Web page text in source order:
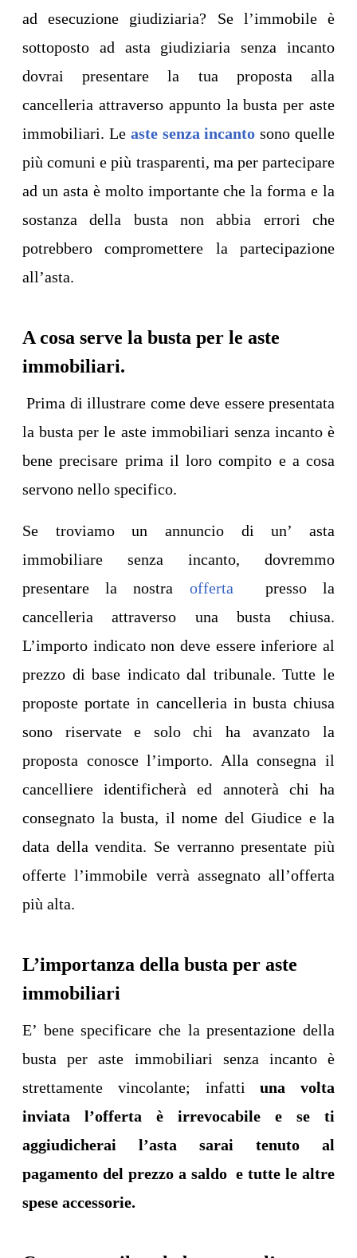
ad esecuzione giudiziaria? Se l’immobile è
sottoposto ad asta giudiziaria senza incanto
dovrai presentare la tua proposta alla
cancelleria attraverso appunto la busta per aste
immobiliari. Le aste senza incantosono quelle
più comuni e più trasparenti, ma per partecipare
ad un asta è molto importante che la forma e la
sostanza della busta non abbia errori che
potrebbero compromettere la partecipazione
all’asta.
A cosa serve la busta per le aste
immobiliari.
Prima di illustrare come deve essere presentata
la busta per le aste immobiliari senza incanto è
bene precisare prima il loro compito e a cosa
servono nello specifico.
Se troviamo un annuncio di un’ asta
immobiliare senza incanto, dovremmo
presentare la nostra offerta
presso la
cancelleria attraverso una busta chiusa.
L’importo indicato non deve essere inferiore al
prezzo di base indicato dal tribunale. Tutte le
proposte portate in cancelleria in busta chiusa
sono riservate e solo chi ha avanzato la
proposta conosce l’importo. Alla consegna il
cancelliere identificherà ed annoterà chi ha
consegnato la busta, il nome del Giudice e la
data della vendita. Se verranno presentate più
offerte l’immobile verrà assegnato all’offerta
più alta.
L’importanza della busta per aste
immobiliari
E’ bene specificare che la presentazione della
busta per aste immobiliari senza incanto è
strettamente vincolante; infattiuna volta
inviata l’offerta è irrevocabile e se ti
aggiudicherai l’asta sarai tenuto al
pagamento del prezzo a saldo e tutte le altre
spese accessorie.